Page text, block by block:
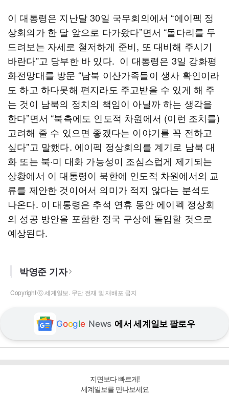
이 대통령은 지난달 30일 국무회의에서 “에이펙 정
상회의가 한 달 앞으로 다가왔다”면서 “돌다리를 두
드려보는 자세로 철저하게 준비, 또 대비해 주시기
바란다”고 당부한 바 있다. 이 대통령은 3일 강화평
화전망대를 방문 “남북 이산가족들이 생사 확인이라
도 하고 하다못해 편지라도 주고받을 수 있게 해 주
는 것이 남북의 정치의 책임이 아닐까 하는 생각을
한다”면서 “북측에도 인도적 차원에서 (이런 조치를)
고려해 줄 수 있으면 좋겠다는 이야기를 꼭 전하고
싶다”고 말했다. 에이펙 정상회의를 계기로 남북 대
화 또는 북·미 대화 가능성이 조심스럽게 제기되는
상황에서 이 대통령이 북한에 인도적 차원에서의 교
류를 제안한 것이어서 의미가 적지 않다는 분석도
나온다. 이 대통령은 추석 연휴 동안 에이펙 정상회
의 성공 방안을 포함한 정국 구상에 돌입할 것으로
예상된다.
박영준 기자
Copyright ⓒ 세계일보. 무단 전재 및 재배포 금지
Google News 에서 세계일보 팔로우
지면보다 빠르게!
세계일보를 만나보세요